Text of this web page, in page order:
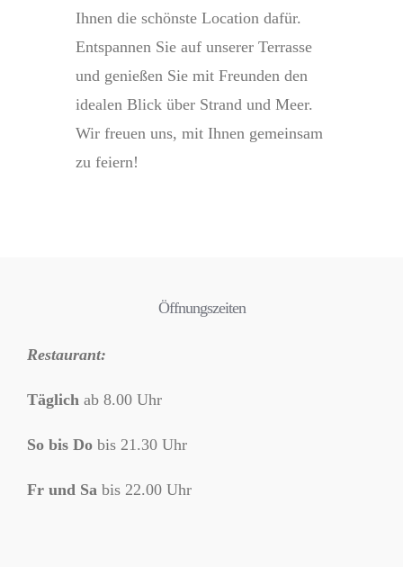
Ihnen die schönste Location dafür.
Entspannen Sie auf unserer Terrasse
und genießen Sie mit Freunden den
idealen Blick über Strand und Meer.
Wir freuen uns, mit Ihnen gemeinsam
zu feiern!
Öffnungszeiten
Restaurant:
Täglich ab 8.00 Uhr
So bis Dobis 21.30 Uhr
Fr und Sabis 22.00 Uhr